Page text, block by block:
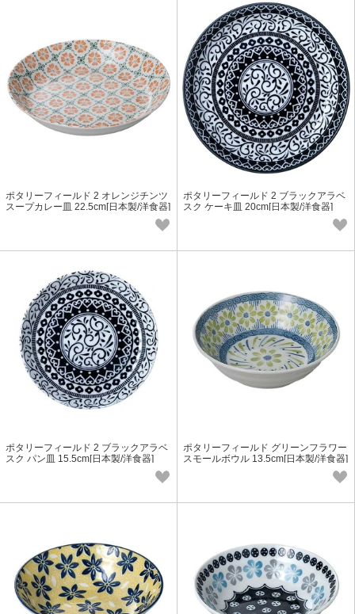
ポタリーフィールド 2 オレンジチンツ
スープカレー皿 22.5cm[日本製/洋食器]
ポタリーフィールド 2 ブラックアラベ
スク ケーキ皿 20cm[日本製/洋食器]
ポタリーフィールド 2 ブラックアラベ
スク パン皿 15.5cm[日本製/洋食器]
ポタリーフィールド グリーンフラワー
スモールボウル 13.5cm[日本製/洋食器]